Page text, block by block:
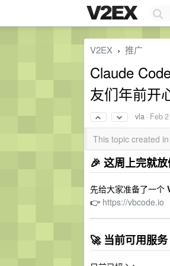
V2EX › 推广
Claude
友们年前开
vla · Feb 2
This topic created
🎉 这周上完就
先给大家准备了一个
👉 https://vbcode.io
🚀 当前可用服务